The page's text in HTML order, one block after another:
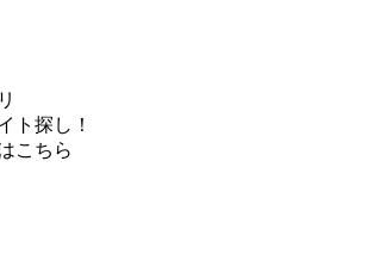
ト探し！
こちら